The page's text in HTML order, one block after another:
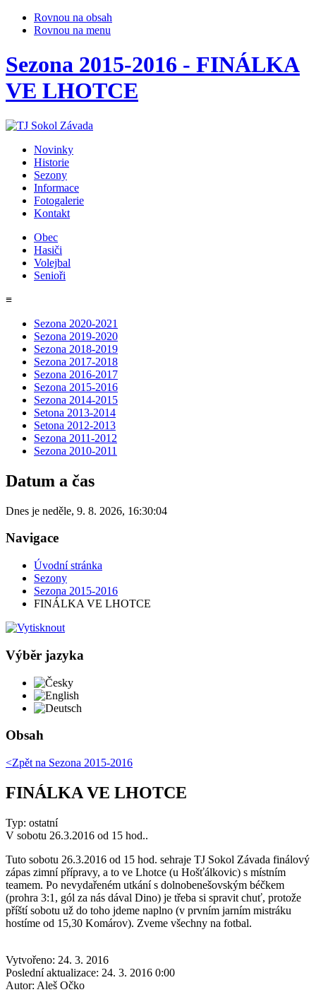
Rovnou na obsah
Rovnou na menu
Sezona 2015-2016 - FINÁLKA
VE LHOTCE
Novinky
Historie
Sezony
Informace
Fotogalerie
Kontakt
Obec
Hasiči
Volejbal
Senioři
≡
Sezona 2020-2021
Sezona 2019-2020
Sezona 2018-2019
Sezona 2017-2018
Sezona 2016-2017
Sezona 2015-2016
Sezona 2014-2015
Setona 2013-2014
Setona 2012-2013
Sezona 2011-2012
Sezona 2010-2011
Datum a čas
Dnes je neděle, 9. 8. 2026, 16:30:04
Navigace
Úvodní stránka
Sezony
Sezona 2015-2016
FINÁLKA VE LHOTCE
Výběr jazyka
Česky
Obsah
<Zpět na Sezona 2015-2016
FINÁLKA VE LHOTCE
Typ: ostatní
V sobotu 26.3.2016 od 15 hod..
Tuto sobotu 26.3.2016 od 15 hod. sehraje TJ Sokol Závada finálový
zápas zimní přípravy, a to ve Lhotce (u Hošťálkovic) s místním
teamem. Po nevydařeném utkání s dolnobenešovským béčkem
(prohra 3:1, gól za nás dával Dino) je třeba si spravit chuť, protože
příští sobotu už do toho jdeme naplno (v prvním jarním mistráku
hostíme od 15,30 Komárov). Zveme všechny na fotbal.
Vytvořeno: 24. 3. 2016
Poslední aktualizace: 24. 3. 2016 0:00
Autor: Aleš Očko